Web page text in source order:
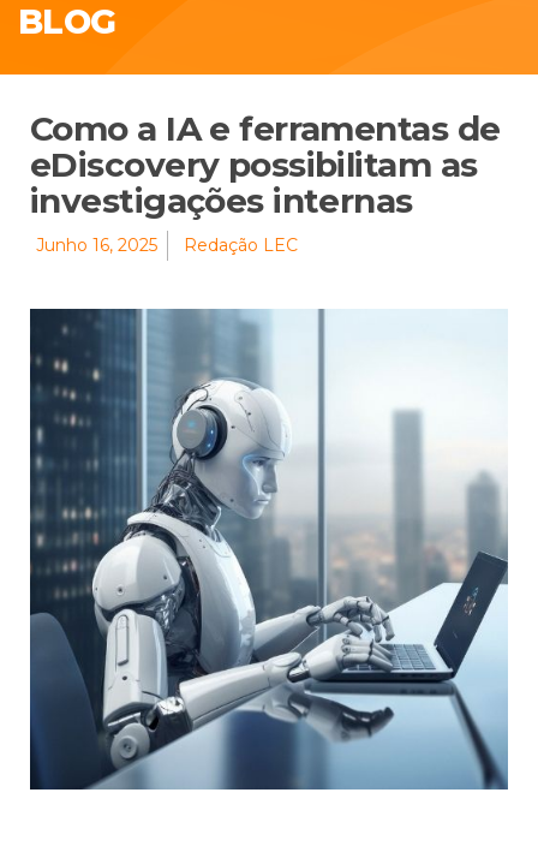
BLOG
Como a IA e ferramentas de
eDiscovery possibilitam as
investigações internas
Junho 16, 2025 Redação LEC